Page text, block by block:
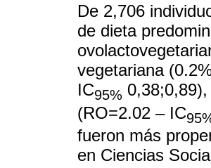
De 2,706
de dieta
vegetariana
IC95%
(RO=2.02 – IC
fueron más
en Ciencias